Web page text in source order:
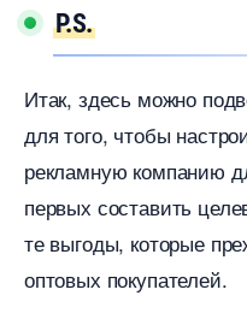
P.S.
Итак, здесь можно
для того, чтобы
рекламную компанию
первых составить
те выгоды, которые
оптовых покупателей.